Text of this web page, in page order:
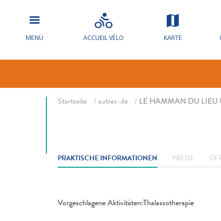
MENÜ ACCUEIL VÉLO KARTE
LE
Startseite autres-de LE HAMMAN DU LIEU
PRAKTISCHE INFORMATIONEN PREISE
Vorgeschlagene Aktivitäten:Thalassotherapie